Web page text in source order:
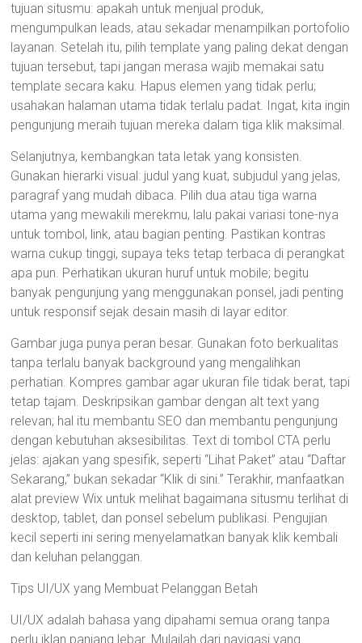
tujuan situsmu: apakah untuk menjual produk,
mengumpulkan leads, atau sekadar menampilkan portofolio
layanan. Setelah itu, pilih template yang paling dekat dengan
tujuan tersebut, tapi jangan merasa wajib memakai satu
template secara kaku. Hapus elemen yang tidak perlu;
usahakan halaman utama tidak terlalu padat. Ingat, kita ingin
pengunjung meraih tujuan mereka dalam tiga klik maksimal.
Selanjutnya, kembangkan tata letak yang konsisten.
Gunakan hierarki visual: judul yang kuat, subjudul yang jelas,
paragraf yang mudah dibaca. Pilih dua atau tiga warna
utama yang mewakili merekmu, lalu pakai variasi tone-nya
untuk tombol, link, atau bagian penting. Pastikan kontras
warna cukup tinggi, supaya teks tetap terbaca di perangkat
apa pun. Perhatikan ukuran huruf untuk mobile; begitu
banyak pengunjung yang menggunakan ponsel, jadi penting
untuk responsif sejak desain masih di layar editor.
Gambar juga punya peran besar. Gunakan foto berkualitas
tanpa terlalu banyak background yang mengalihkan
perhatian. Kompres gambar agar ukuran file tidak berat, tapi
tetap tajam. Deskripsikan gambar dengan alt text yang
relevan; hal itu membantu SEO dan membantu pengunjung
dengan kebutuhan aksesibilitas. Text di tombol CTA perlu
jelas: ajakan yang spesifik, seperti “Lihat Paket” atau “Daftar
Sekarang,” bukan sekadar “Klik di sini.” Terakhir, manfaatkan
alat preview Wix untuk melihat bagaimana situsmu terlihat di
desktop, tablet, dan ponsel sebelum publikasi. Pengujian
kecil seperti ini sering menyelamatkan banyak klik kembali
dan keluhan pelanggan.
Tips UI/UX yang Membuat Pelanggan Betah
UI/UX adalah bahasa yang dipahami semua orang tanpa
perlu iklan panjang lebar. Mulailah dari navigasi yang